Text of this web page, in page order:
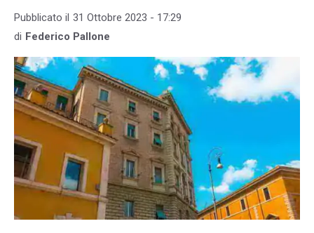
Pubblicato il 31 Ottobre 2023 - 17:29
di Federico Pallone